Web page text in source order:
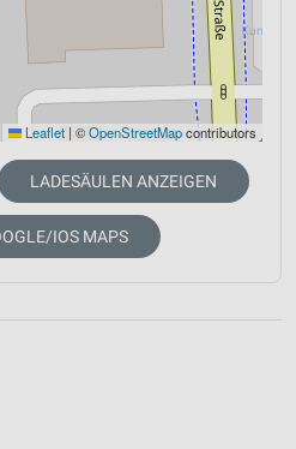
Leaflet | ©OpenStreetMapcontributors
LADESÄULEN ANZEIGEN
IOS MAPS